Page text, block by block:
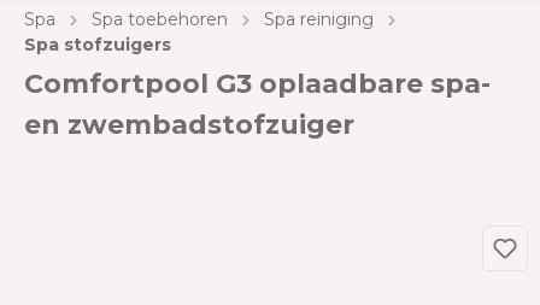
Spa Spa toebehoren
Spa reiniging
Spa stofzuigers
Comfortpool G3 oplaadbare spa-
en zwembadstofzuiger